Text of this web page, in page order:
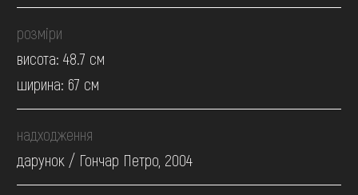
розміри
висота: 48.7 см
ширина: 67 см
надходження
дарунок / Гончар Петро, 2004